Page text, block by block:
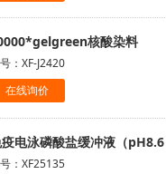
核酸染料
：XF-J2420
在线询价
电泳磷酸盐缓冲液（pH8.6
：XF25135